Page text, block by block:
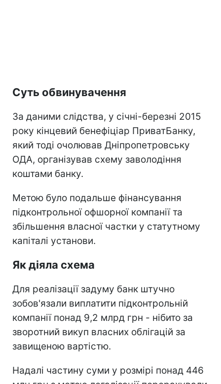
Суть обвинувачення
За даними слідства, у січні-березні 2015
року кінцевий бенефіціар ПриватБанку,
який тоді очолював Дніпропетровську
ОДА, організував схему заволодіння
коштами банку.
Метою було подальше фінансування
підконтрольної офшорної компанії та
збільшення власної частки у статутному
капіталі установи.
Як діяла схема
Для реалізації задуму банк штучно
зобов'язали виплатити підконтрольній
компанії понад 9,2 млрд грн - нібито за
зворотний викуп власних облігацій за
завищеною вартістю.
Надалі частину суми у розмірі понад 446